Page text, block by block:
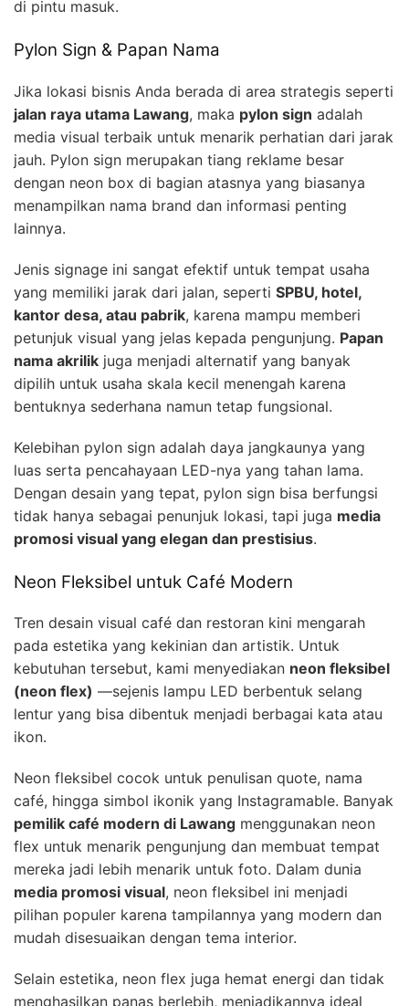
di pintu masuk.
Pylon Sign & Papan Nama
Jika lokasi bisnis Anda berada di area strategis seperti
jalan raya utama Lawang, maka pylon sign adalah
media visual terbaik untuk menarik perhatian dari jarak
jauh. Pylon sign merupakan tiang reklame besar
dengan neon box di bagian atasnya yang biasanya
menampilkan nama brand dan informasi penting
lainnya.
Jenis signage ini sangat efektif untuk tempat usaha
yang memiliki jarak dari jalan, seperti SPBU, hotel,
kantor desa, atau pabrik, karena mampu memberi
petunjuk visual yang jelas kepada pengunjung. Papan
nama akrilik juga menjadi alternatif yang banyak
dipilih untuk usaha skala kecil menengah karena
bentuknya sederhana namun tetap fungsional.
Kelebihan pylon sign adalah daya jangkaunya yang
luas serta pencahayaan LED-nya yang tahan lama.
Dengan desain yang tepat, pylon sign bisa berfungsi
tidak hanya sebagai penunjuk lokasi, tapi juga media
promosi visual yang elegan dan prestisius.
Neon Fleksibel untuk Café Modern
Tren desain visual café dan restoran kini mengarah
pada estetika yang kekinian dan artistik. Untuk
kebutuhan tersebut, kami menyediakan neon fleksibel
(neon flex) —sejenis lampu LED berbentuk selang
lentur yang bisa dibentuk menjadi berbagai kata atau
ikon.
Neon fleksibel cocok untuk penulisan quote, nama
café, hingga simbol ikonik yang Instagramable. Banyak
pemilik café modern di Lawang menggunakan neon
flex untuk menarik pengunjung dan membuat tempat
mereka jadi lebih menarik untuk foto. Dalam dunia
media promosi visual, neon fleksibel ini menjadi
pilihan populer karena tampilannya yang modern dan
mudah disesuaikan dengan tema interior.
Selain estetika, neon flex juga hemat energi dan tidak
menghasilkan panas berlebih, menjadikannya ideal